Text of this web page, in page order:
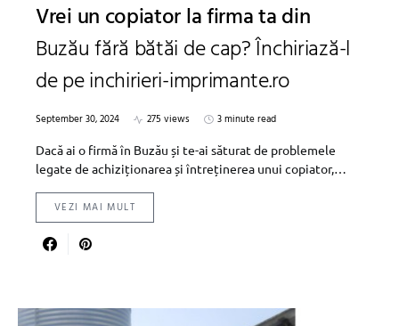
Vrei un copiator la firma ta din
Buzău fără bătăi de cap? Închiriază-l
de pe inchirieri-imprimante.ro
September 30, 2024 275 views
3 minute read
Dacă ai o firmă în Buzău și te-ai săturat de problemele
legate de achiziționarea și întreținerea unui copiator,…
VEZI MAI MULT